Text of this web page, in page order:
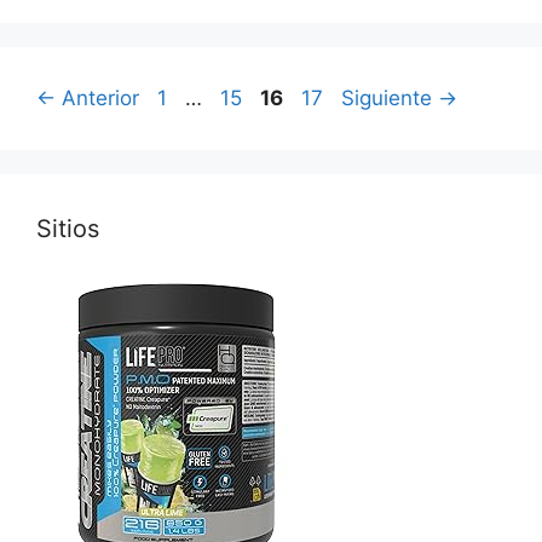
← Anterior Página
1 … Página
15 Página
16 Página
17 Siguiente →
Sitios